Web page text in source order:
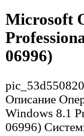
Microsoft
06996)
Описание
Windows 8.1
06996)